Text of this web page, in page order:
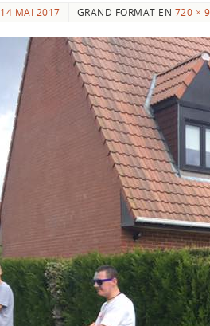
14 MAI 2017 GRAND FORMAT EN 720 ×